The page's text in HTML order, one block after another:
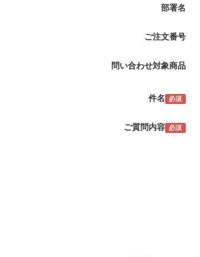
部署名
ご注文番号
問い合わせ対象商品
件名 必須
ご質問内容 必須